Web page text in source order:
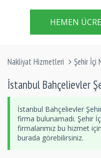
HEMEN
Nakliyat Hizmetleri Şehir İçi
İstanbul Bahçelievler
İstanbul Bahçelievler
firma bulunamadı. Şehir
firmalarımız bu hizmet
burada görebilirsiniz.